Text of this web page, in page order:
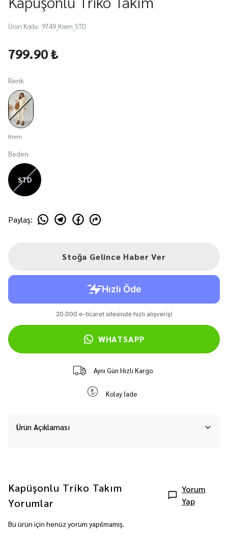
Ürün Kodu: 9749_Krem_STD
799.90 ₺
Renk
Krem
Beden
STD
Paylaş:
Stoğa Gelince Haber Ver
WHATSAPP
Aynı Gün Hızlı Kargo
Kolay İade
Ürün Açıklaması
Kapüşonlu Triko Takım
Yorumlar
Yorum
Yap
Bu ürün için henüz yorum yapılmamış.